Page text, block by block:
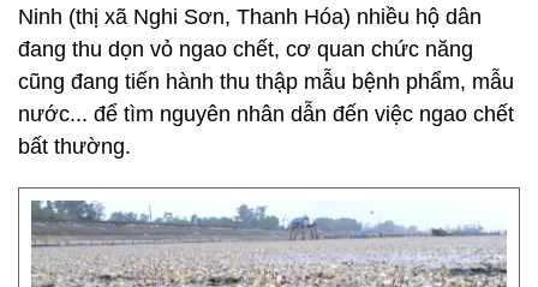
Ninh (thị xã Nghi Sơn, Thanh Hóa) nhiều hộ dân
đang thu dọn vỏ ngao chết, cơ quan chức năng
cũng đang tiến hành thu thập mẫu bệnh phẩm, mẫu
nước... để tìm nguyên nhân dẫn đến việc ngao chết
bất thường.